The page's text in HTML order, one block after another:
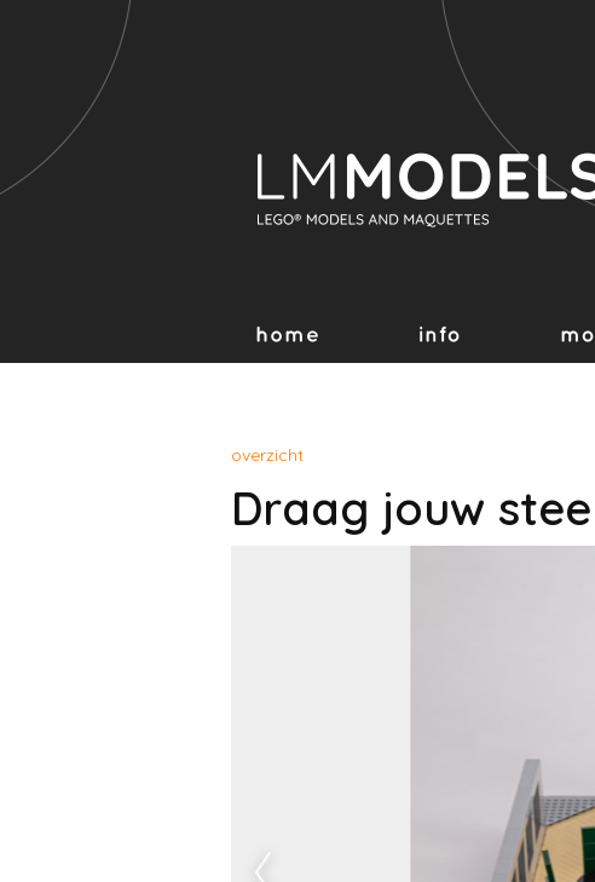
overzicht
Draag jouw